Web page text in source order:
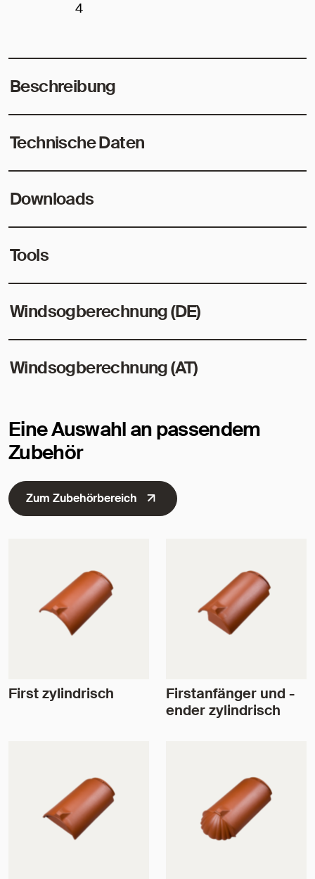
4
Beschreibung
Technische Daten
Downloads
Tools
Windsogberechnung (DE)
Windsogberechnung (AT)
Eine Auswahl an passendem
Zubehör
Zum Zubehörbereich
First zylindrisch
Firstanfänger und -
ender zylindrisch